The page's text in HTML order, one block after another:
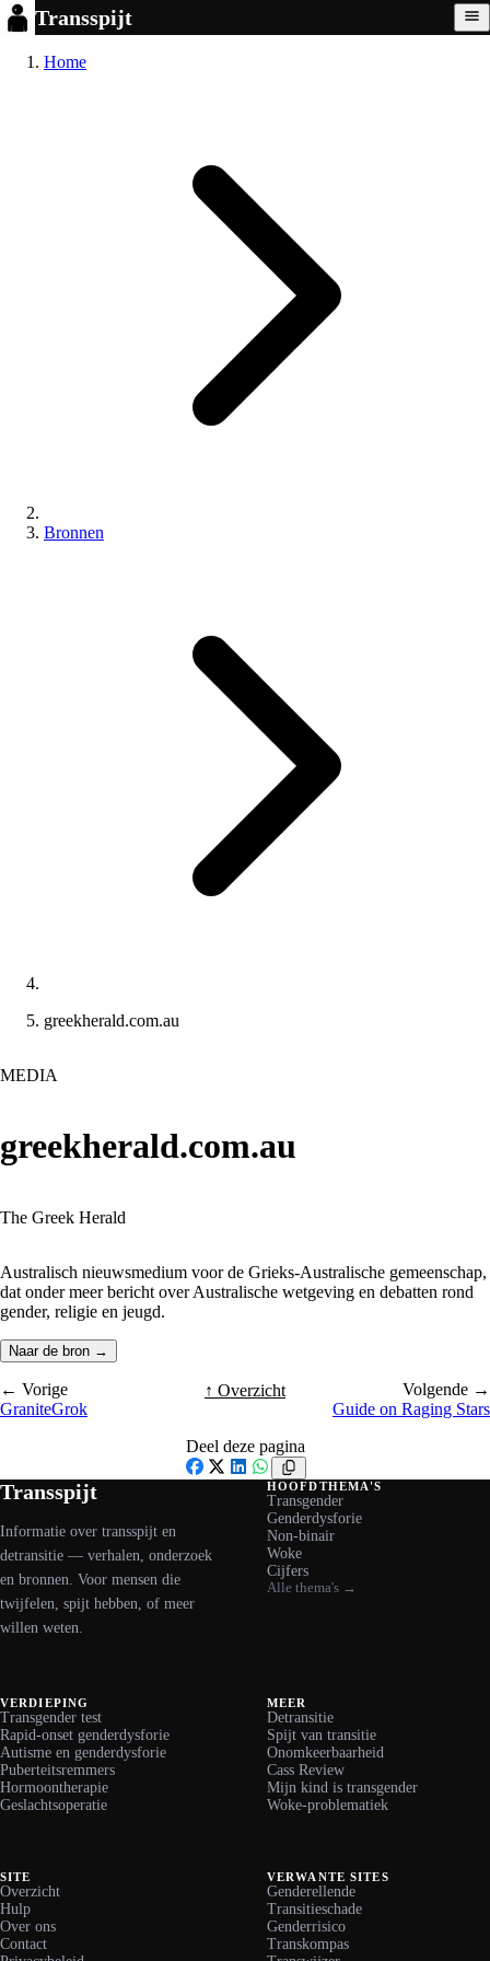
Transspijt
Home
Bronnen
greekherald.com.au
MEDIA
greekherald.com.au
The Greek Herald
Australisch nieuwsmedium voor de Grieks-Australische gemeenschap,
dat onder meer bericht over Australische wetgeving en debatten rond
gender, religie en jeugd.
Naar de bron →
← Vorige
GraniteGrok
↑ Overzicht
Volgende →
Guide on Raging Stars
Deel deze pagina
Facebook
X LinkedIn
WhatsApp
Transspijt
Informatie over transspijt en
detransitie — verhalen, onderzoek
en bronnen. Voor mensen die
twijfelen, spijt hebben, of meer
willen weten.
HOOFDTHEMA'S
Transgender
Genderdysforie
Non-binair
Woke
Cijfers
Alle thema's →
VERDIEPING
Transgender test
Rapid-onset genderdysforie
Autisme en genderdysforie
Puberteitsremmers
Hormoontherapie
Geslachtsoperatie
MEER
Detransitie
Spijt van transitie
Onomkeerbaarheid
Cass Review
Mijn kind is transgender
Woke-problematiek
SITE
Overzicht
Hulp
Over ons
Contact
VERWANTE SITES
Genderellende
Transitieschade
Genderrisico
Transkompas